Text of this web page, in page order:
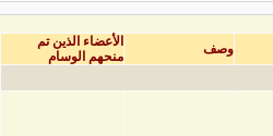
وصف
الأعضاء الذين تم
منحهم الوسام